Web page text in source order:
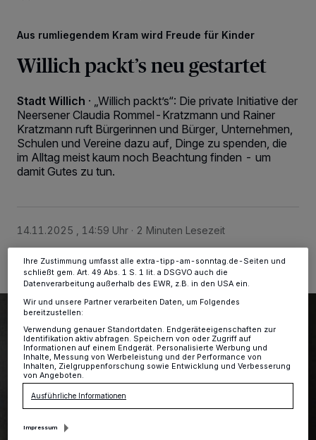
Aus rumliegendem Kram wird Freude für Kinder
Willich packt’s neu gestartet
Stadt Willich · „Willich packt’s“: Die private Initiative der
Neersener Claudia Rommel-Kratzmann und Rainer
Kratzmann ruft Bürgerinnen und Bürger, Unternehmen,
Schulen und Vereine dazu auf, Dinge zu spenden, die
im Alltag meist kaum noch Beachtung finden - um
damit Gutes zu tun.
14.11.2025 , 14:59 Uhr 2 Minuten Lesezeit
Wir und unsere218-Partner speichern und greifen auf
personenbezogene Daten wie Browserdaten oder eindeutige
Kennungen auf Ihrem Gerät zu. Durch Auswahl von OK aktivieren Sie
Tracking-Technologien für die unter „Wir und unsere Partner
verarbeiten Daten, um Ihnen Dienste bereitzustellen“ aufgeführten
Zwecke. Wenn Tracker deaktiviert sind, sind manche Inhalte und
Ihre Einstellungen gelten innerhalb unseres Website. Weitere
Ihre Zustimmung umfasst alle extra-tipp-am-sonntag.de-Seiten und
schließt gem. Art. 49 Abs. 1 S. 1 lit. a DSGVO auch die
Datenverarbeitung außerhalb des EWR, z.B. in den USA ein.
Wir und unsere Partner verarbeiten Daten, um Folgendes
bereitzustellen:
Verwendung genauer Standortdaten. Endgeräteeigenschaften zur
Identifikation aktiv abfragen. Speichern von oder Zugriff auf
Informationen auf einem Endgerät. Personalisierte Werbung und
Inhalte, Messung von Werbeleistung und der Performance von
Inhalten, Zielgruppenforschung sowie Entwicklung und Verbesserung
von Angeboten.
Ausführliche Informationen
Impressum